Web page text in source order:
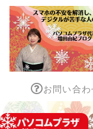
お問い合わ